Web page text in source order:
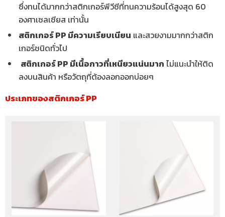
ซึ่งทนได้มากกว่าสติกเกอร์พีวีซีที่ทนความร้อนได้สูงสุด 60
องศาเซลเซียส เท่านั้น
สติกเกอร์ PP มีความเรียบเนียน และสวยงามมากกว่าสติก
เกอร์ชนิดทั่วไป
สติกเกอร์ PP มีเนื้อกาวที่เหนียวแน่นมาก ไม่แนะนำให้ติด
ลงบนสินค้า หรือวัตถุที่ต้องลอกออกบ่อยๆ
ประเภทของสติกเกอร์ PP